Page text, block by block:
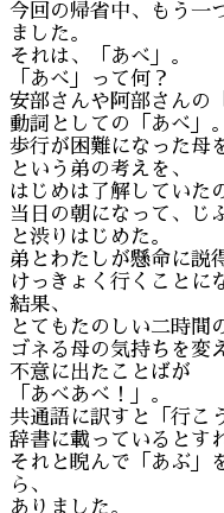
今回の帰省中、もう一
ました。
それは、「あべ」。
「あべ」って何？
安部さんや阿部さんの
動詞としての「あべ」。
歩行が困難になった母
という弟の考えを、
はじめは了解していた
当日の朝になって、じ
と渋りはじめた。
弟とわたしが懸命に説
けっきょく行くことに
結果、
とてもたのしい二時間
ゴネる母の気持ちを変
不意に出たことばが
「あべあべ！」。
共通語に訳すと「行こ
辞書に載っているとす
それと睨んで「あぶ」
ら、
ありました。